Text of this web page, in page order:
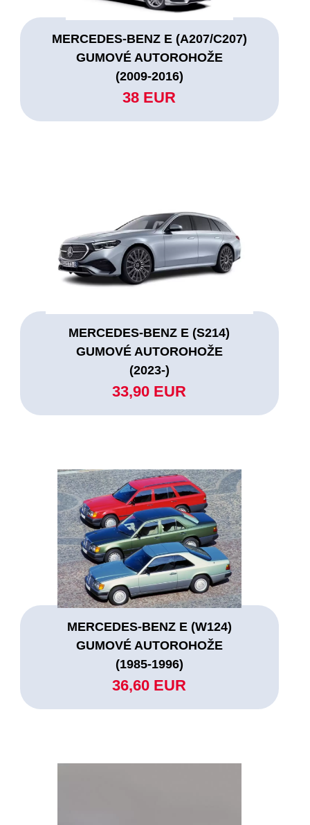
MERCEDES-BENZ E (A207/C207)
GUMOVÉ AUTOROHOŽE
(2009-2016)
38 EUR
MERCEDES-BENZ E (S214)
GUMOVÉ AUTOROHOŽE
(2023-)
33,90 EUR
MERCEDES-BENZ E (W124)
GUMOVÉ AUTOROHOŽE
(1985-1996)
36,60 EUR